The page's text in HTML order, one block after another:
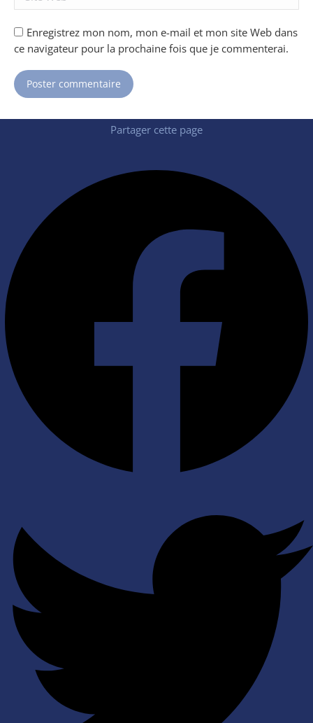
Enregistrez mon nom, mon e-mail et mon site Web dans
ce navigateur pour la prochaine fois que je commenterai.
Poster commentaire
Partager cette page